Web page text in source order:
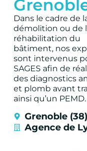
Dans le cadre de
démolition ou de
réhabilitation du
bâtiment, nos
sont intervenus
SAGES afin de
des diagnostics
et plomb avant
ainsi qu’un PEMD.
Grenoble (38)
Agence de